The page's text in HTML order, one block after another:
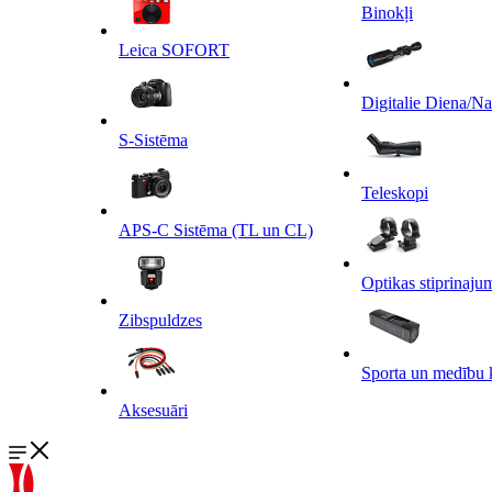
Leica SOFORT
S-Sistēma
APS-C Sistēma (TL un CL)
Zibspuldzes
Aksesuāri
Binokļi
Digitalie Diena/
Teleskopi
Optikas
Sporta un medību